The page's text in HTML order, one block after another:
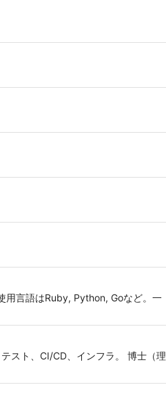
用言語はRuby, Python, Goなど。一
スト、CI/CD、インフラ。 博士（理